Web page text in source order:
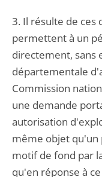
3. Il résulte de ces
permettent à un
directement, sans
départementale
Commission
une demande
autorisation
même objet
motif de fond par
qu'en réponse à